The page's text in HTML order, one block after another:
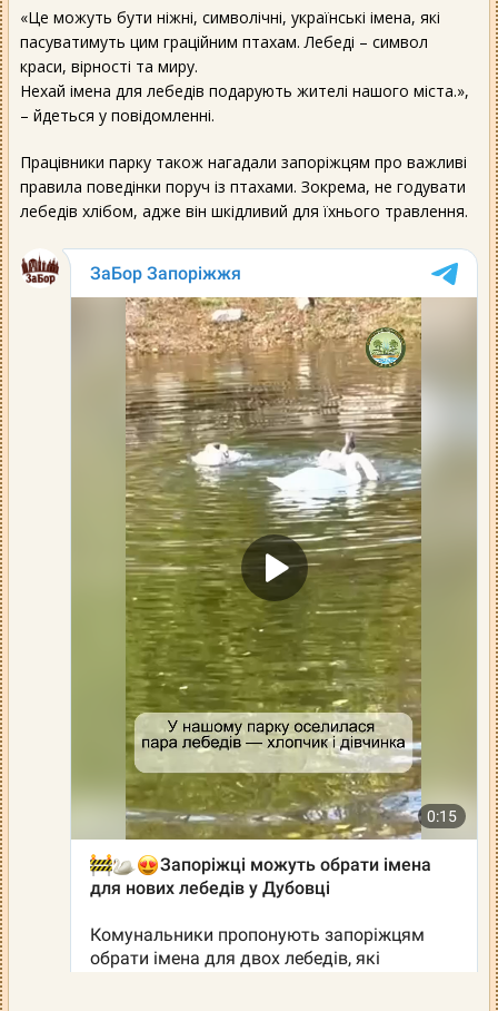
«Це можуть бути ніжні, символічні, українські імена, які
пасуватимуть цим граційним птахам. Лебеді – символ
краси, вірності та миру.
Нехай імена для лебедів подарують жителі нашого міста.»,
– йдеться у повідомленні.
Працівники парку також нагадали запоріжцям про важливі
правила поведінки поруч із птахами. Зокрема, не годувати
лебедів хлібом, адже він шкідливий для їхнього травлення.